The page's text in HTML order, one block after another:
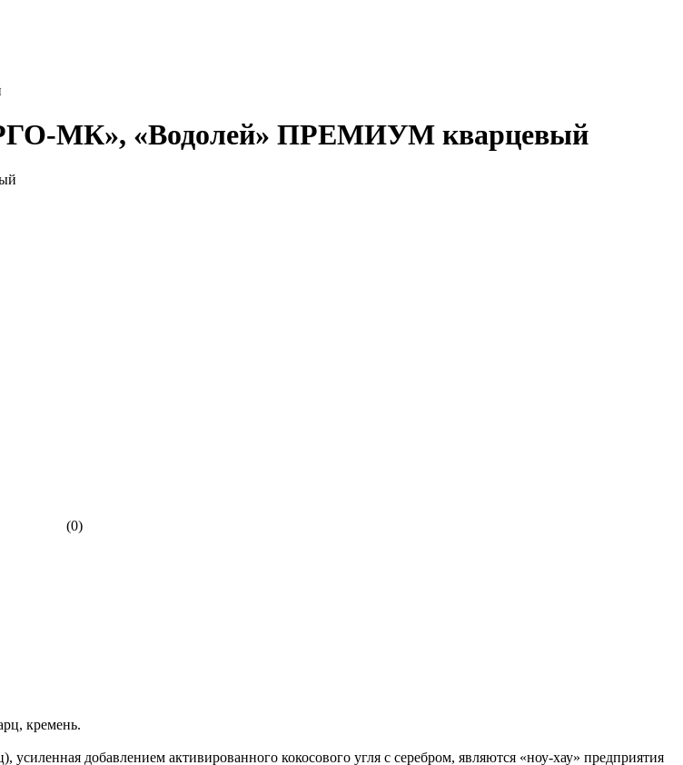
МК», «Водолей» ПРЕМИУМ кварцевый
(0)
кремень.
добавлением активированного кокосового угля с серебром, являются «ноу-хау» предприятия